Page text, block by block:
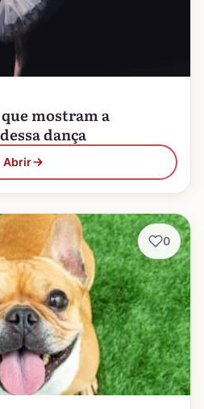
mostram a
dança
Abrir
0